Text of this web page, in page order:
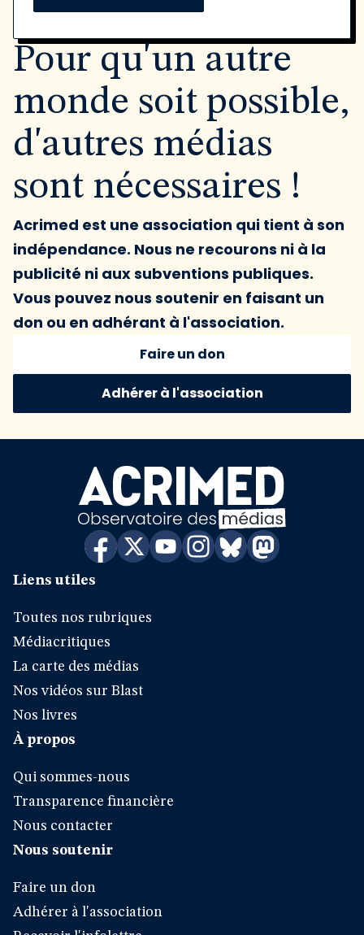
Pour qu'un autre
monde soit possible,
d'autres médias
sont nécessaires !
Acrimed est une association qui tient à son
indépendance. Nous ne recourons ni à la
publicité ni aux subventions publiques.
Vous pouvez nous soutenir en faisant un
don ou en adhérant à l'association.
Faire un don
Adhérer à l'association
Liens utiles
Toutes nos rubriques
Médiacritiques
La carte des médias
Nos vidéos sur Blast
Nos livres
À propos
Qui sommes-nous
Transparence financière
Nous contacter
Nous soutenir
Faire un don
Adhérer à l'association